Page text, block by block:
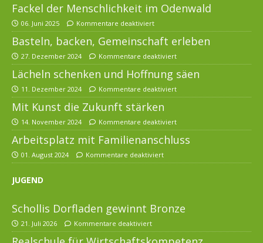
Fackel der Menschlichkeit im Odenwald
06. Juni 2025 Kommentare deaktiviert
Basteln, backen, Gemeinschaft erleben
27. Dezember 2024 Kommentare deaktiviert
Lächeln schenken und Hoffnung säen
11. Dezember 2024 Kommentare deaktiviert
Mit Kunst die Zukunft stärken
14. November 2024 Kommentare deaktiviert
Arbeitsplatz mit Familienanschluss
01. August 2024 Kommentare deaktiviert
JUGEND
Schollis Dorfladen gewinnt Bronze
21. Juli 2026 Kommentare deaktiviert